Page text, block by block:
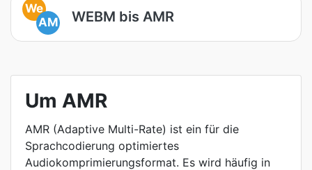
We
AM
WEBM bis AMR
Um AMR
AMR (Adaptive Multi-Rate) ist ein für die
Sprachcodierung optimiertes
Audiokomprimierungsformat. Es wird häufig in